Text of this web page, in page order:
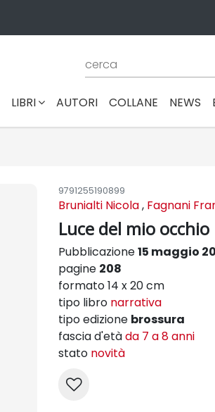
(CURRENT)
LIBRI AUTORI COLLANE NEWS
9791255190899
Brunialti Nicola, Fagnani
Luce del mio occhio
Pubblicazione15 maggio
pagine 208
formato 14 x 20 cm
tipo libro narrativa
tipo edizione brossura
fascia d'etàda 7 a 8 anni
stato novità